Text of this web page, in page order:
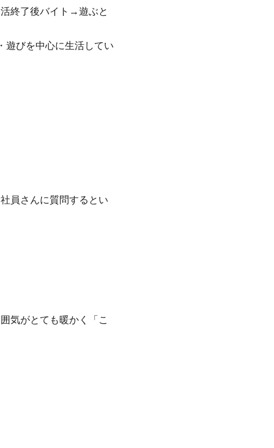
終了後バイト→遊ぶと
遊びを中心に生活してい
員さんに質問するとい
気がとても暖かく「こ